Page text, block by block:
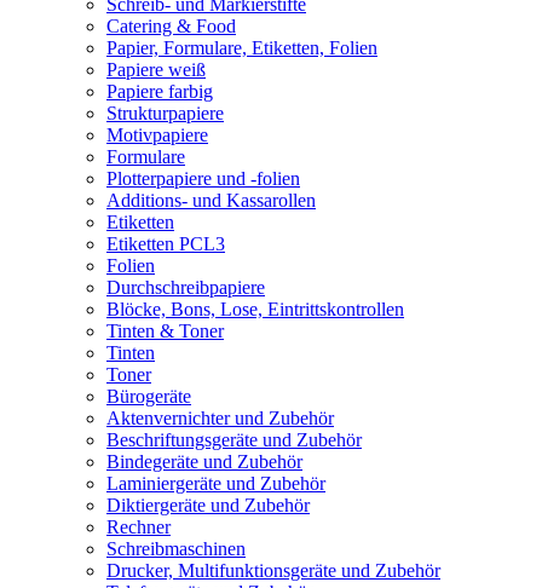
Schreib- und Markierstifte
Catering & Food
Papier, Formulare, Etiketten, Folien
Papiere weiß
Papiere farbig
Strukturpapiere
Motivpapiere
Formulare
Plotterpapiere und -folien
Additions- und Kassarollen
Etiketten
Etiketten PCL3
Folien
Durchschreibpapiere
Blöcke, Bons, Lose, Eintrittskontrollen
Tinten & Toner
Tinten
Toner
Bürogeräte
Aktenvernichter und Zubehör
Beschriftungsgeräte und Zubehör
Bindegeräte und Zubehör
Laminiergeräte und Zubehör
Diktiergeräte und Zubehör
Rechner
Schreibmaschinen
Drucker, Multifunktionsgeräte und Zubehör